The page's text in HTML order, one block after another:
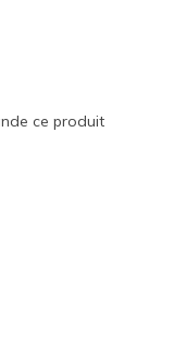
ce produit